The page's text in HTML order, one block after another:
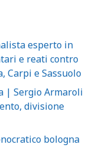
esperto in
e reati contro
Carpi e Sassuolo
| Sergio Armaroli
divisione
bologna